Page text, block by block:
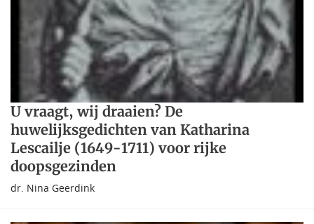
U vraagt, wij draaien? De
huwelijksgedichten van Katharina
Lescailje (1649-1711) voor rijke
doopsgezinden
dr. Nina Geerdink